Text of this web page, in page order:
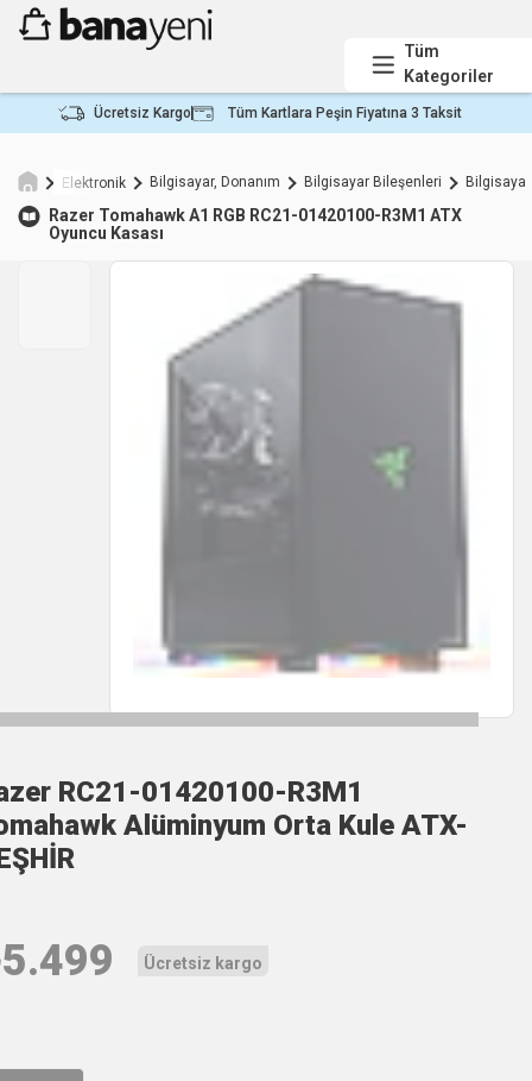
Tüm
Kategoriler
Ücretsiz Kargo Tüm Kartlara Peşin Fiyatına 3 Taksit
Elektronik Bilgisayar, Donanım Bilgisayar Bileşenleri
Razer Tomahawk A1 RGB RC21-01420100-R3M1 ATX
Oyuncu Kasası
RC21-01420100-R3M1
Alüminyum Orta Kule ATX-
5.499 Ücretsiz kargo